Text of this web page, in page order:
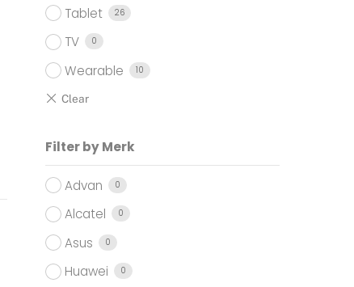
Tablet 26
TV 0
Wearable 10
Filter by Merk
Advan 0
Alcatel 0
Asus 0
Huawei 0